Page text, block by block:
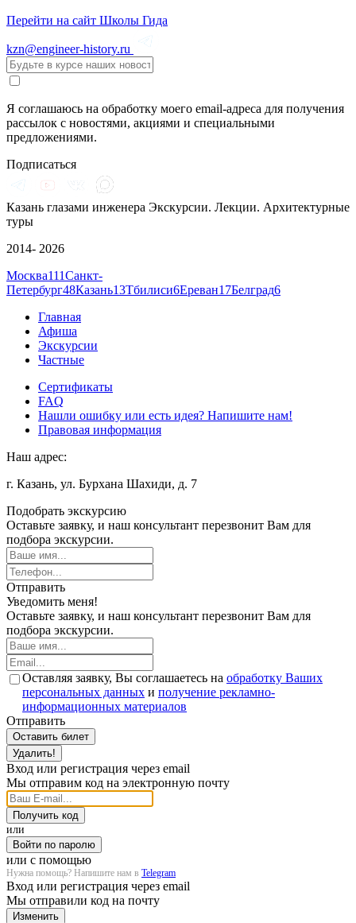
Перейти на сайт Школы Гида
kzn@engineer-history.ru
Я соглашаюсь на обработку моего email-адреса для получения
рассылок с новостями, акциями и специальными
предложениями.
Подписаться
Казань глазами инженера Экскурсии. Лекции. Архитектурные
туры
2014- 2026
Москва111Санкт-
Петербург48Казань13Тбилиси6Ереван17Белград6
Главная
Афиша
Экскурсии
Частные
Сертификаты
FAQ
Нашли ошибку или есть идея? Напишите нам!
Правовая информация
Наш адрес:
г. Казань, ул. Бурхана Шахиди, д. 7
Подобрать экскурсию
Оставьте заявку, и наш консультант перезвонит Вам для
подбора экскурсии.
Отправить
Уведомить меня!
Оставьте заявку, и наш консультант перезвонит Вам для
подбора экскурсии.
Оставляя заявку, Вы соглашаетесь на обработку Ваших
персональных данных и получение рекламно-
информационных материалов
Отправить
Оставить билет
Удалить!
Вход или регистрация через email
Мы отправим код на электронную почту
Получить код
или
Войти по паролю
или с помощью
Нужна помощь? Напишите нам в Telegram
Вход или регистрация через email
Мы отправили код на почту
Изменить